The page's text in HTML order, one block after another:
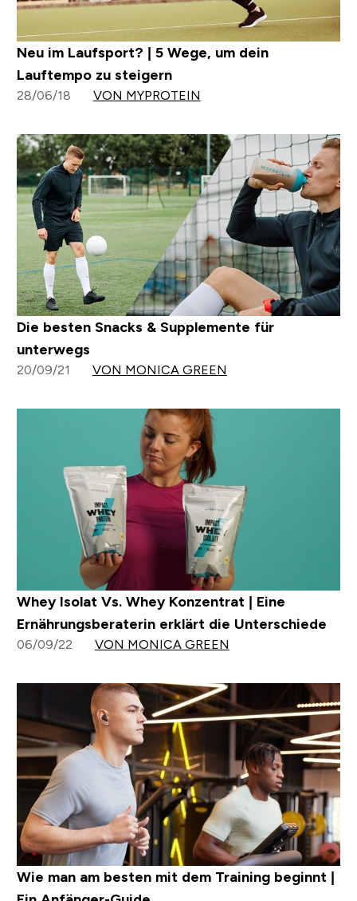
Neu im Laufsport? | 5 Wege, um dein
Lauftempo zu steigern
28/06/18 VON MYPROTEIN
Die besten Snacks & Supplemente für
unterwegs
20/09/21 VON MONICA GREEN
Whey Isolat Vs. Whey Konzentrat | Eine
Ernährungsberaterin erklärt die Unterschiede
06/09/22 VON MONICA GREEN
Wie man am besten mit dem Training beginnt |